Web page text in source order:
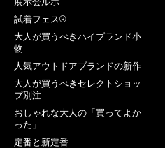
試着フェス®︎
大人が買うべきハイブランド小
物
人気アウトドアブランドの新作
大人が買うべきセレクトショッ
プ別注
おしゃれな大人の「買ってよか
った」
定番と新定番